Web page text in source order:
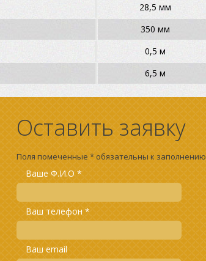
28,5 мм
350 мм
0,5 м
6,5 м
Оставить заявку
Поля помеченные * обязательны к заполнению
Ваше Ф.И.О *
Ваш телефон *
Ваш email